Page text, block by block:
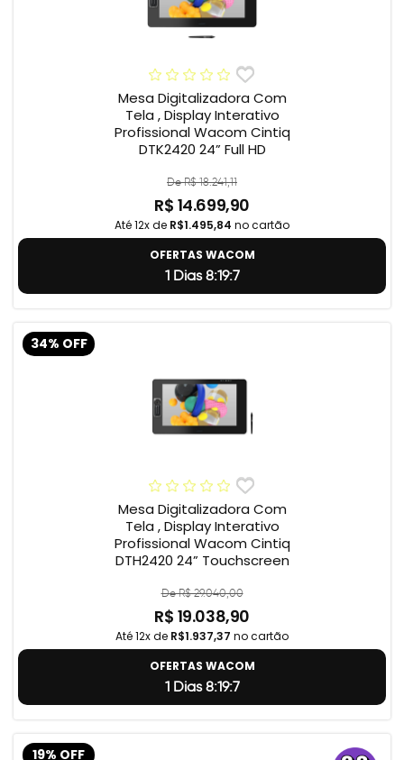
Mesa Digitalizadora Com
Tela , Display Interativo
Profissional Wacom Cintiq
DTK2420 24” Full HD
De R$ 18.241,11
R$ 14.699,90
Até 12x de R$1.495,84 no cartão
OFERTAS WACOM
1 Dias 8:19:6
34% OFF
Mesa Digitalizadora Com
Tela , Display Interativo
Profissional Wacom Cintiq
DTH2420 24” Touchscreen
De R$ 29.040,00
R$ 19.038,90
Até 12x de R$1.937,37 no cartão
OFERTAS WACOM
1 Dias 8:19:6
19% OFF